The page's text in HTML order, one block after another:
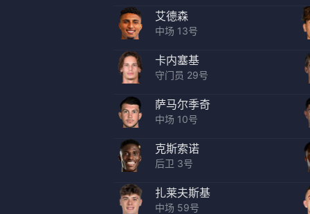
艾德森
中场 13号
卡内塞基
守门员 29号
萨马尔季奇
中场 10号
克斯索诺
后卫 3号
扎莱夫斯基
中场 59号